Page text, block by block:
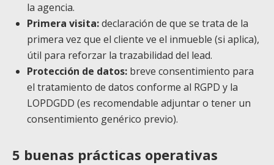
la agencia.
Primera visita:declaración de que se trata de la
primera vez que el cliente ve el inmueble (si aplica),
útil para reforzar la trazabilidad del lead.
Protección de datos: breve consentimiento para
el tratamiento de datos conforme al RGPD y la
LOPDGDD (es recomendable adjuntar o tener un
consentimiento genérico previo).
5 buenas prácticas operativas